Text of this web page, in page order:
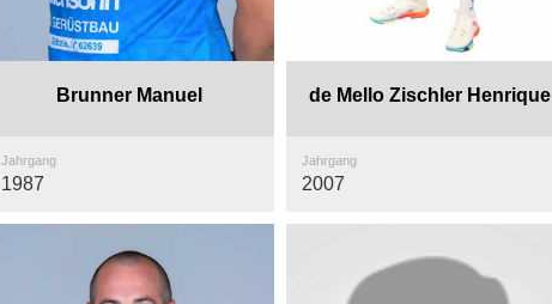
Brunner Manuel
Jahrgang
1987
de Mello Zischler Henrique
Jahrgang
2007